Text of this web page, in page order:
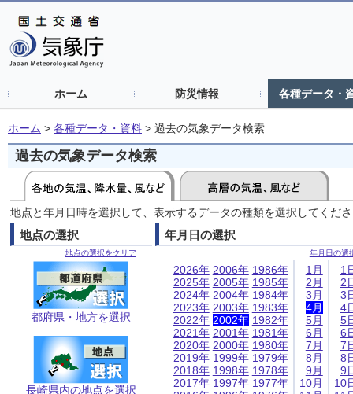
ホーム 防災情報 各種データ・
ホーム > 各種データ・資料 > 過去の気象データ検索
過去の気象データ検索
地点と年月日時を選択して、表示するデータの種類を選択してくだ
地点の選択
地点の選択をクリア
都府県・地方を選択
長崎県内の地点を選択
年月日の選択
年月日の選
2026年
2025年
2024年
2023年
2022年
2021年
2020年
2019年
2018年
2017年
2006年
2005年
2004年
2003年
2002年
2001年
2000年
1999年
1998年
1997年
1986年
1985年
1984年
1983年
1982年
1981年
1980年
1979年
1978年
1977年
1月
2月
3月
4月
5月
6月
7月
8月
9月
10月
1
2
3
4
5
6
7
8
9
10